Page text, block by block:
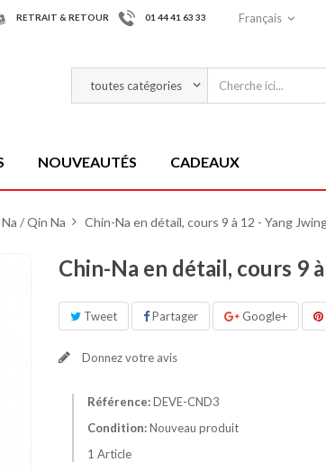
RETRAIT & RETOUR 01 44 41 63 33 Français
NOUVEAUTÉS CADEAUX
/ Qin Na > Chin-Na en détail, cours 9 à 12 - Yang
Chin-Na en détail, cours 9
Tweet Partager Google+
Donnez votre avis
Référence:DEVE-CND3
Condition:Nouveau produit
1 Article